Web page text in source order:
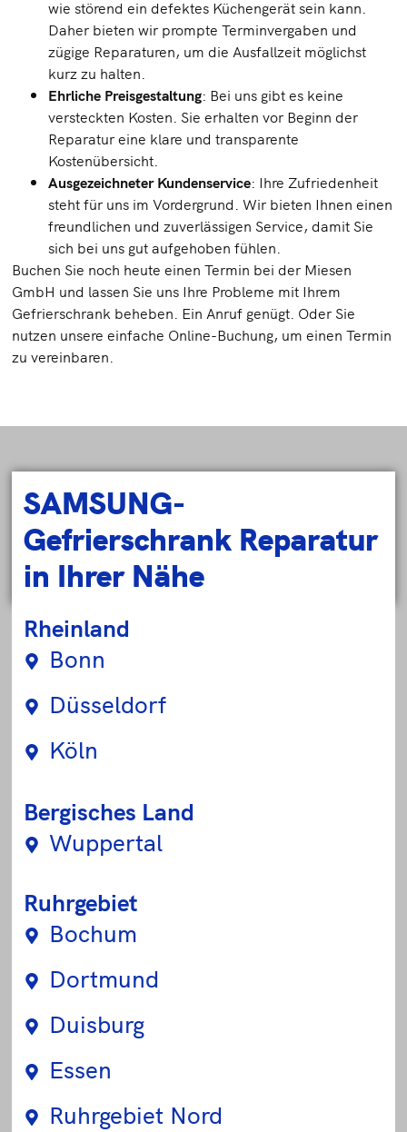
wie störend ein defektes Küchengerät sein kann.
Daher bieten wir prompte Terminvergaben und
zügige Reparaturen, um die Ausfallzeit möglichst
kurz zu halten.
Ehrliche Preisgestaltung: Bei uns gibt es keine
versteckten Kosten. Sie erhalten vor Beginn der
Reparatur eine klare und transparente
Kostenübersicht.
Ausgezeichneter Kundenservice: Ihre Zufriedenheit
steht für uns im Vordergrund. Wir bieten Ihnen einen
freundlichen und zuverlässigen Service, damit Sie
sich bei uns gut aufgehoben fühlen.
Buchen Sie noch heute einen Termin bei der Miesen
GmbH und lassen Sie uns Ihre Probleme mit Ihrem
Gefrierschrank beheben. Ein Anruf genügt. Oder Sie
nutzen unsere einfache Online-Buchung, um einen Termin
zu vereinbaren.
SAMSUNG-
Gefrierschrank Reparatur
in Ihrer Nähe
Rheinland
Bonn
Düsseldorf
Köln
Bergisches Land
Wuppertal
Ruhrgebiet
Bochum
Dortmund
Duisburg
Essen
Ruhrgebiet Nord